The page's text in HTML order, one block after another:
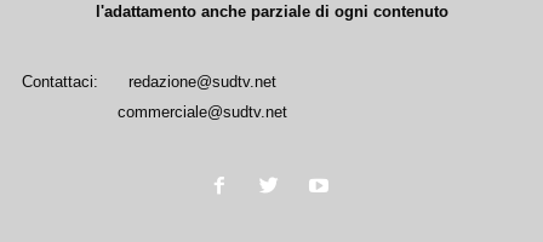
l'adattamento anche parziale di ogni contenuto
Contattaci:
redazione@sudtv.net
commerciale@sudtv.net